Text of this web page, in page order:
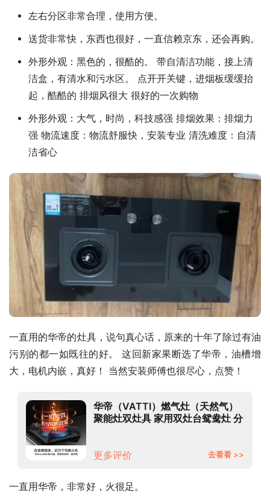
左右分区非常合理，使用方便。
送货非常快，东西也很好，一直信赖京东，还会再购。
外形外观：黑色的，很酷的。 带自清洁功能，接上清
洁盒，有清水和污水区。 点开开关键，进烟板缓缓抬
起，酷酷的 排烟风很大 很好的一次购物
外形外观：大气，时尚，科技感强 排烟效果：排烟力
强 物流速度：物流舒服快，安装专业 清洗难度：自清
洁省心
一直用的华帝的灶具，说句真心话，原来的十年了除过有油
污别的都一如既往的好。 这回新家果断选了华帝，油槽增
大，电机内嵌，真好！ 当然安装师傅也很尽心，点赞！
华帝（VATTI）燃气灶（天然气）
聚能灶双灶具 家用双灶台鸳鸯灶 分
更多评价
去看看 >>
一直用华帝，非常好，火很足。